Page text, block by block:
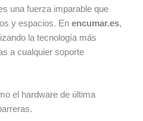
una fuerza imparable que
y espacios. Enencumar.es,
la tecnología más
a cualquier soporte
el hardware de última